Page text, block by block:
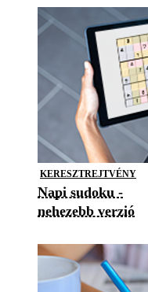
KERESZTREJTVÉNY
Napi sudoku -
nehezebb verzió